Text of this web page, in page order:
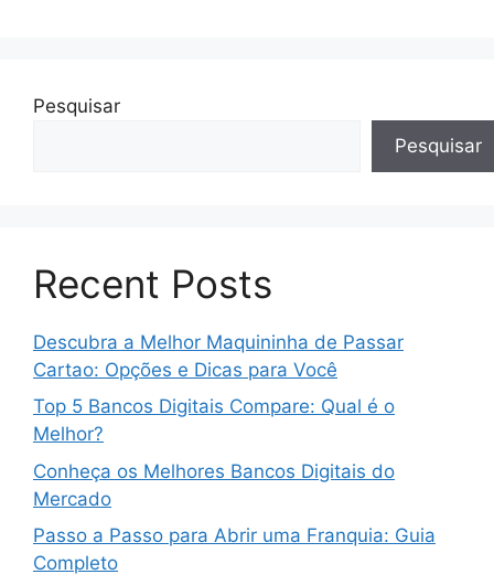
Pesquisar
Pesquisar
Recent Posts
Descubra a Melhor Maquininha de Passar
Cartao: Opções e Dicas para Você
Top 5 Bancos Digitais Compare: Qual é o
Melhor?
Conheça os Melhores Bancos Digitais do
Mercado
Passo a Passo para Abrir uma Franquia: Guia
Completo